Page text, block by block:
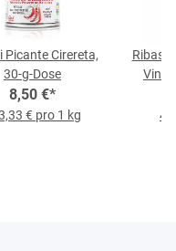
Picante Cirereta,
30-g-Dose
8,50 €*
€ pro 1 kg
Ribas
Vino